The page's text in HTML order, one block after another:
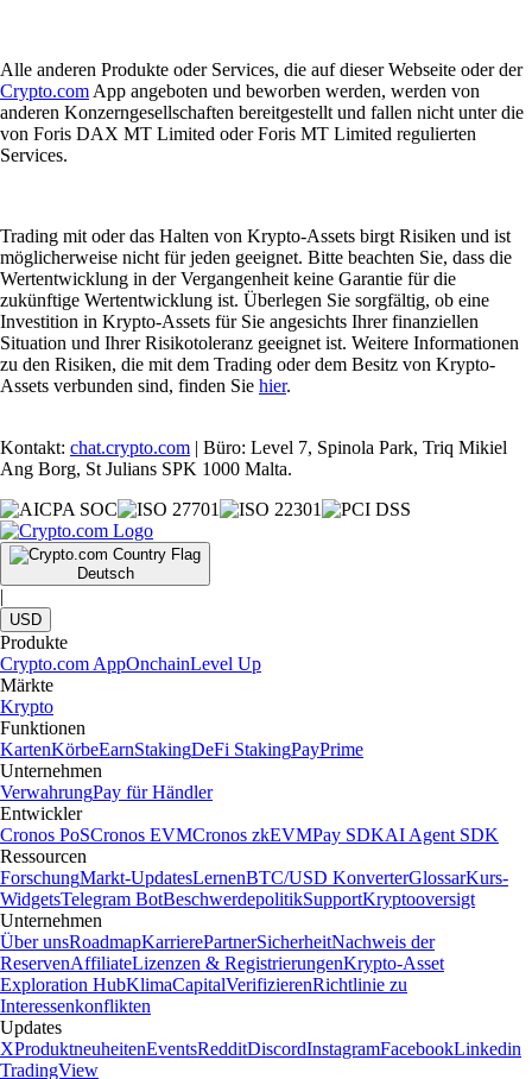
Alle anderen Produkte oder Services, die auf dieser Webseite oder der
Crypto.com App angeboten und beworben werden, werden von
anderen Konzerngesellschaften bereitgestellt und fallen nicht unter die
von Foris DAX MT Limited oder Foris MT Limited regulierten
Services.
Trading mit oder das Halten von Krypto-Assets birgt Risiken und ist
möglicherweise nicht für jeden geeignet. Bitte beachten Sie, dass die
Wertentwicklung in der Vergangenheit keine Garantie für die
zukünftige Wertentwicklung ist. Überlegen Sie sorgfältig, ob eine
Investition in Krypto-Assets für Sie angesichts Ihrer finanziellen
Situation und Ihrer Risikotoleranz geeignet ist. Weitere Informationen
zu den Risiken, die mit dem Trading oder dem Besitz von Krypto-
Assets verbunden sind, finden Sie hier.
Kontakt: chat.crypto.com | Büro: Level 7, Spinola Park, Triq Mikiel
Ang Borg, St Julians SPK 1000 Malta.
Deutsch
|
USD
Produkte
Crypto.com AppOnchainLevel Up
Märkte
Krypto
Funktionen
KartenKörbeEarnStakingDeFi StakingPayPrime
Unternehmen
VerwahrungPay für Händler
Entwickler
Cronos PoSCronos EVMCronos zkEVMPay SDKAI Agent SDK
Ressourcen
ForschungMarkt-UpdatesLernenBTC/USD KonverterGlossarKurs-
WidgetsTelegram BotBeschwerdepolitikSupportKryptooversigt
Unternehmen
Über unsRoadmapKarrierePartnerSicherheitNachweis der
ReservenAffiliateLizenzen & RegistrierungenKrypto-Asset
Exploration HubKlimaCapitalVerifizierenRichtlinie zu
Interessenkonflikten
Updates
XProduktneuheitenEventsRedditDiscordInstagramFacebookLinkedin
TradingView